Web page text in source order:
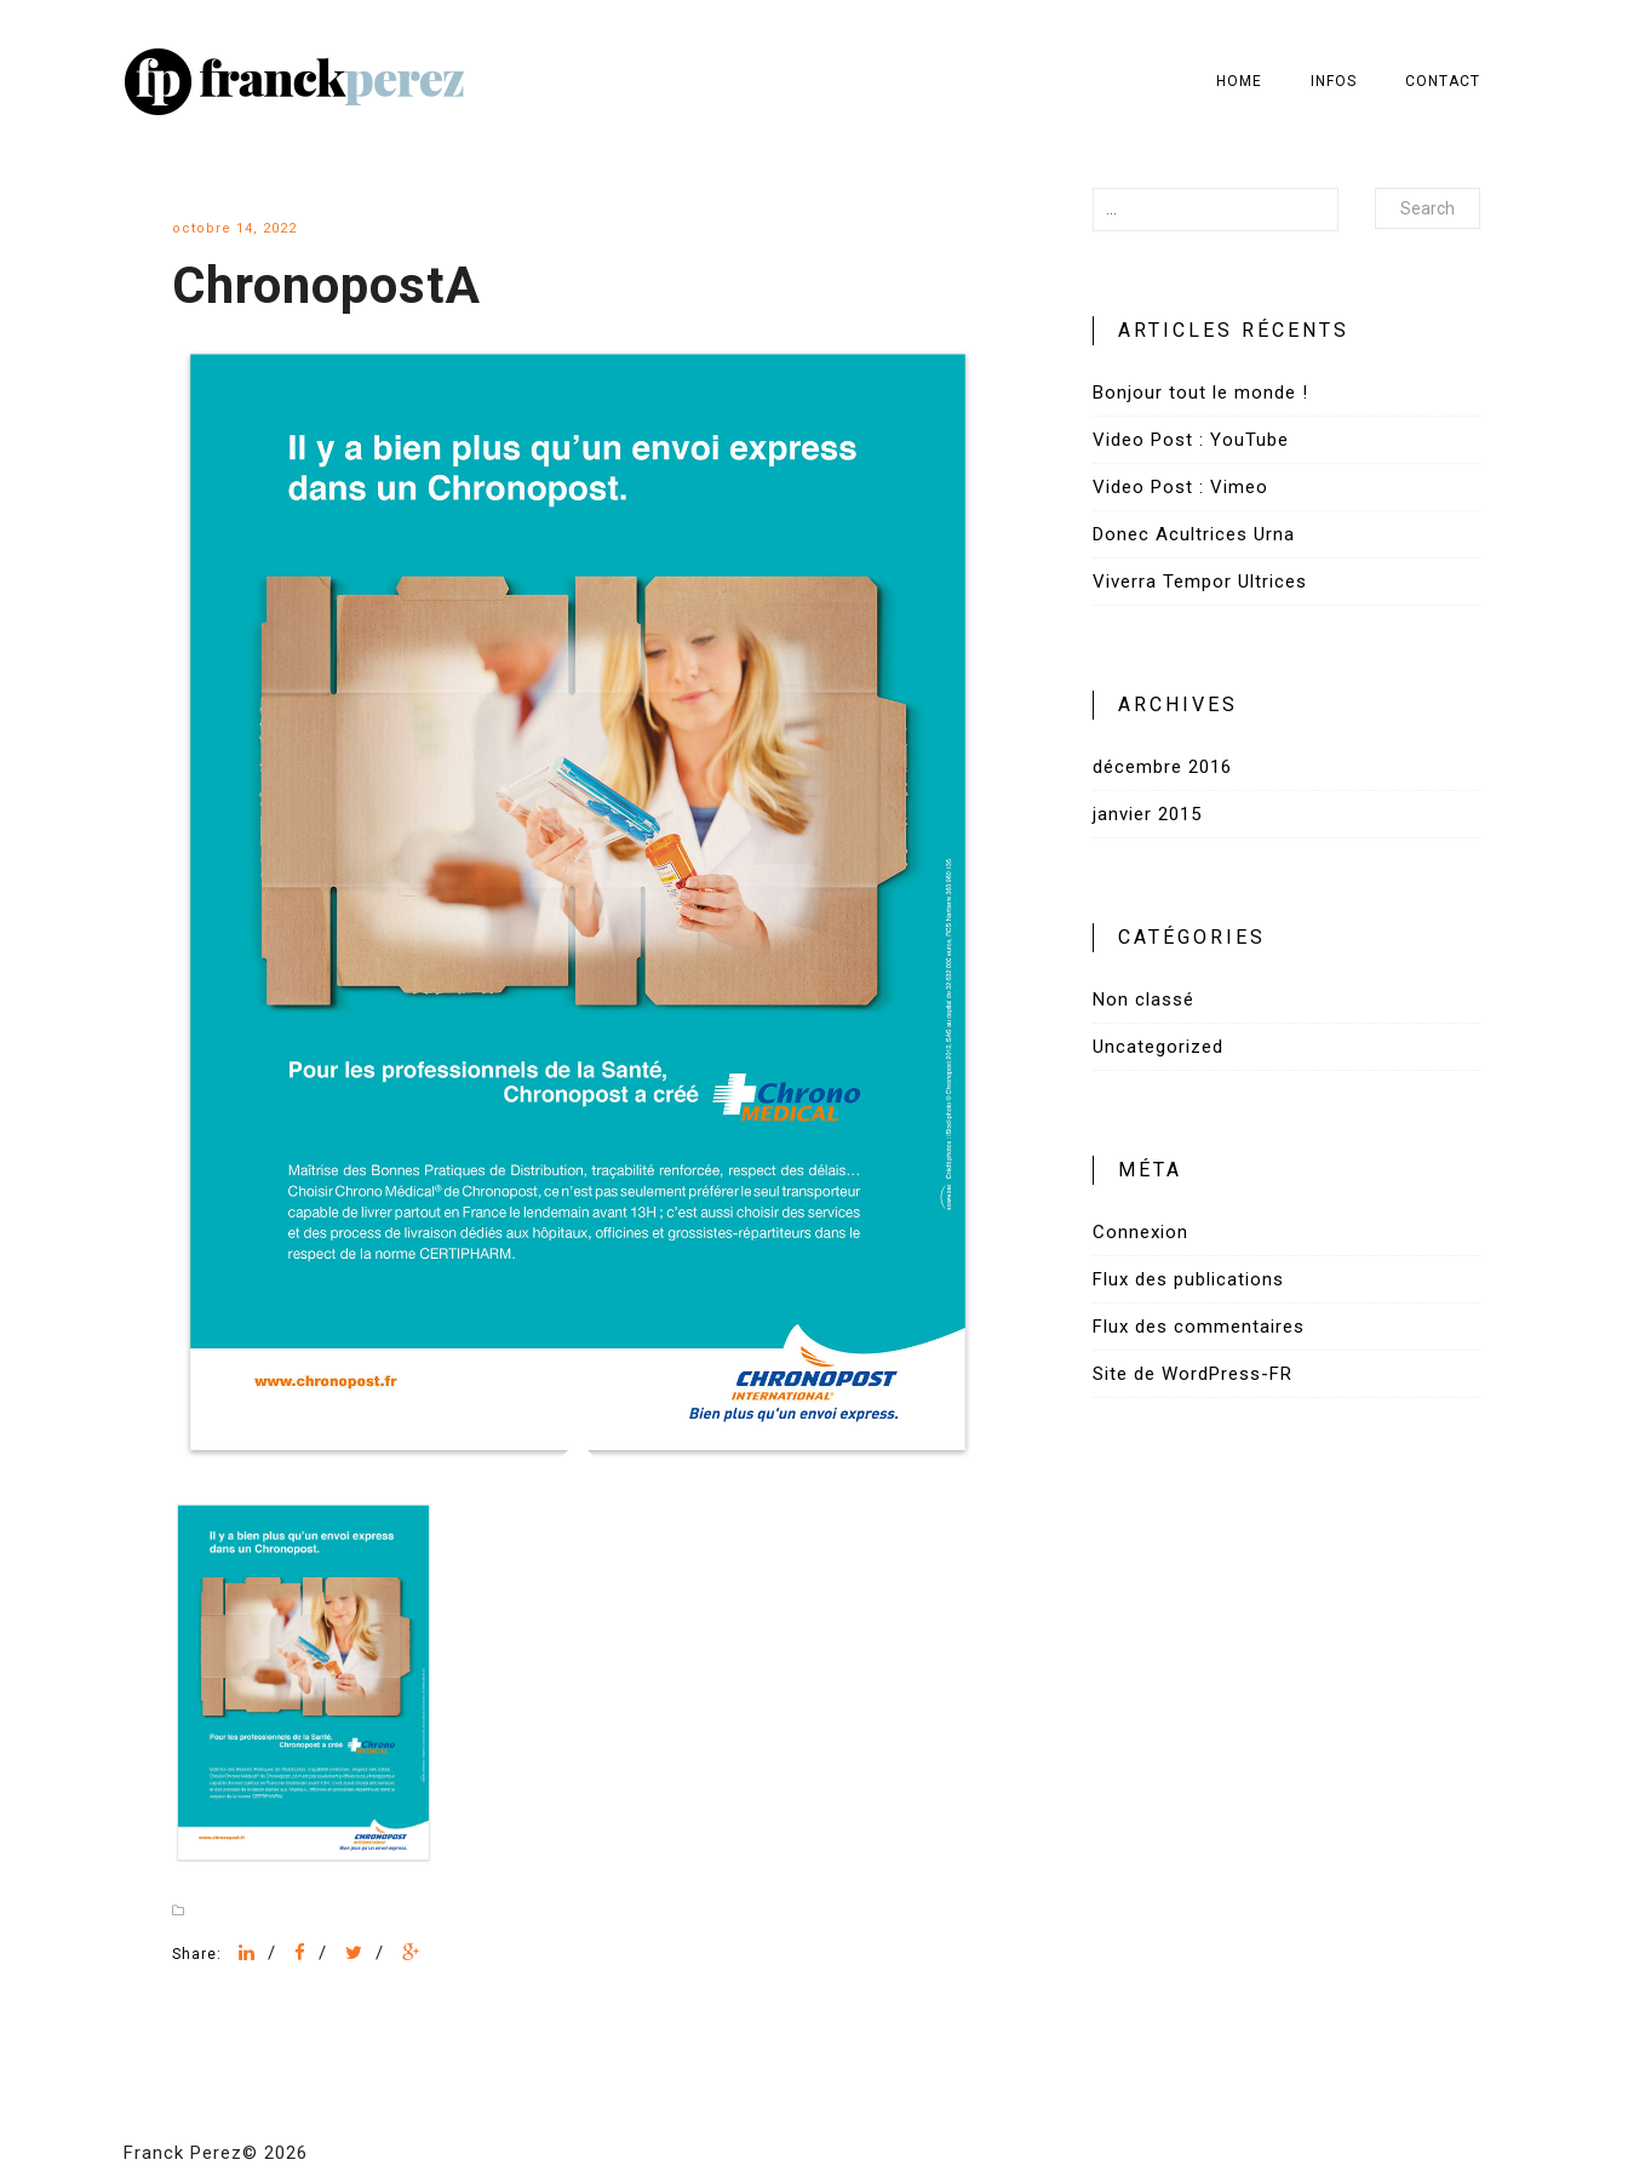
HOME INFOS CONTACT
octobre 14, 2022
ChronopostA
Share: / / /
Search
ARTICLES RÉCENTS
Bonjour tout le monde !
Video Post : YouTube
Video Post : Vimeo
Donec Acultrices Urna
Viverra Tempor Ultrices
ARCHIVES
décembre 2016
janvier 2015
CATÉGORIES
Non classé
Uncategorized
MÉTA
Connexion
Flux des publications
Flux des commentaires
Site de WordPress-FR
Franck Perez© 2026